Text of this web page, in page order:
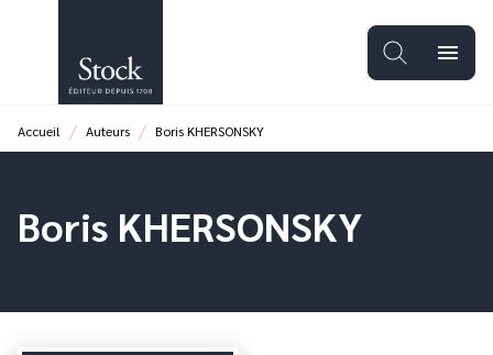
PIED DE PAGE
menu
Accueil / Auteurs / Boris KHERSONSKY
Boris KHERSONSKY